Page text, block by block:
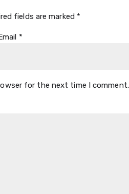
fields are marked *
*
for the next time I comment.